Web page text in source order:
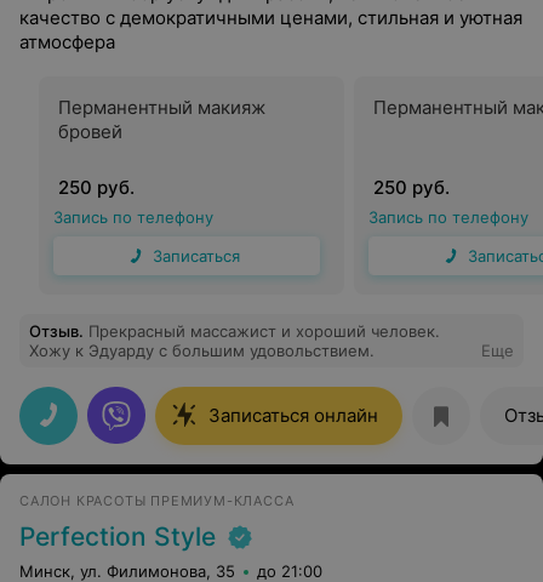
качество с демократичными ценами, стильная и уютная
атмосфера
Перманентный макияж
бровей
250 руб.
Запись по телефону
Записаться
Перманентный
250 руб.
Запись по телефону
Отзыв. Прекрасный массажист и хороший человек.
Хожу к Эдуарду с большим удовольствием.
Еще
Записаться онлайн
САЛОН КРАСОТЫ ПРЕМИУМ-КЛАССА
Perfection Style
Минск, ул. Филимонова, 35 до 21:00